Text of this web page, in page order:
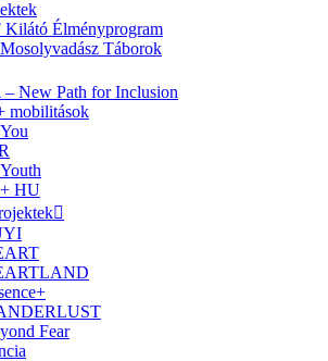
Élményprogram
Táborok
New Path for Inclusion
mobilitások
HU
Fear